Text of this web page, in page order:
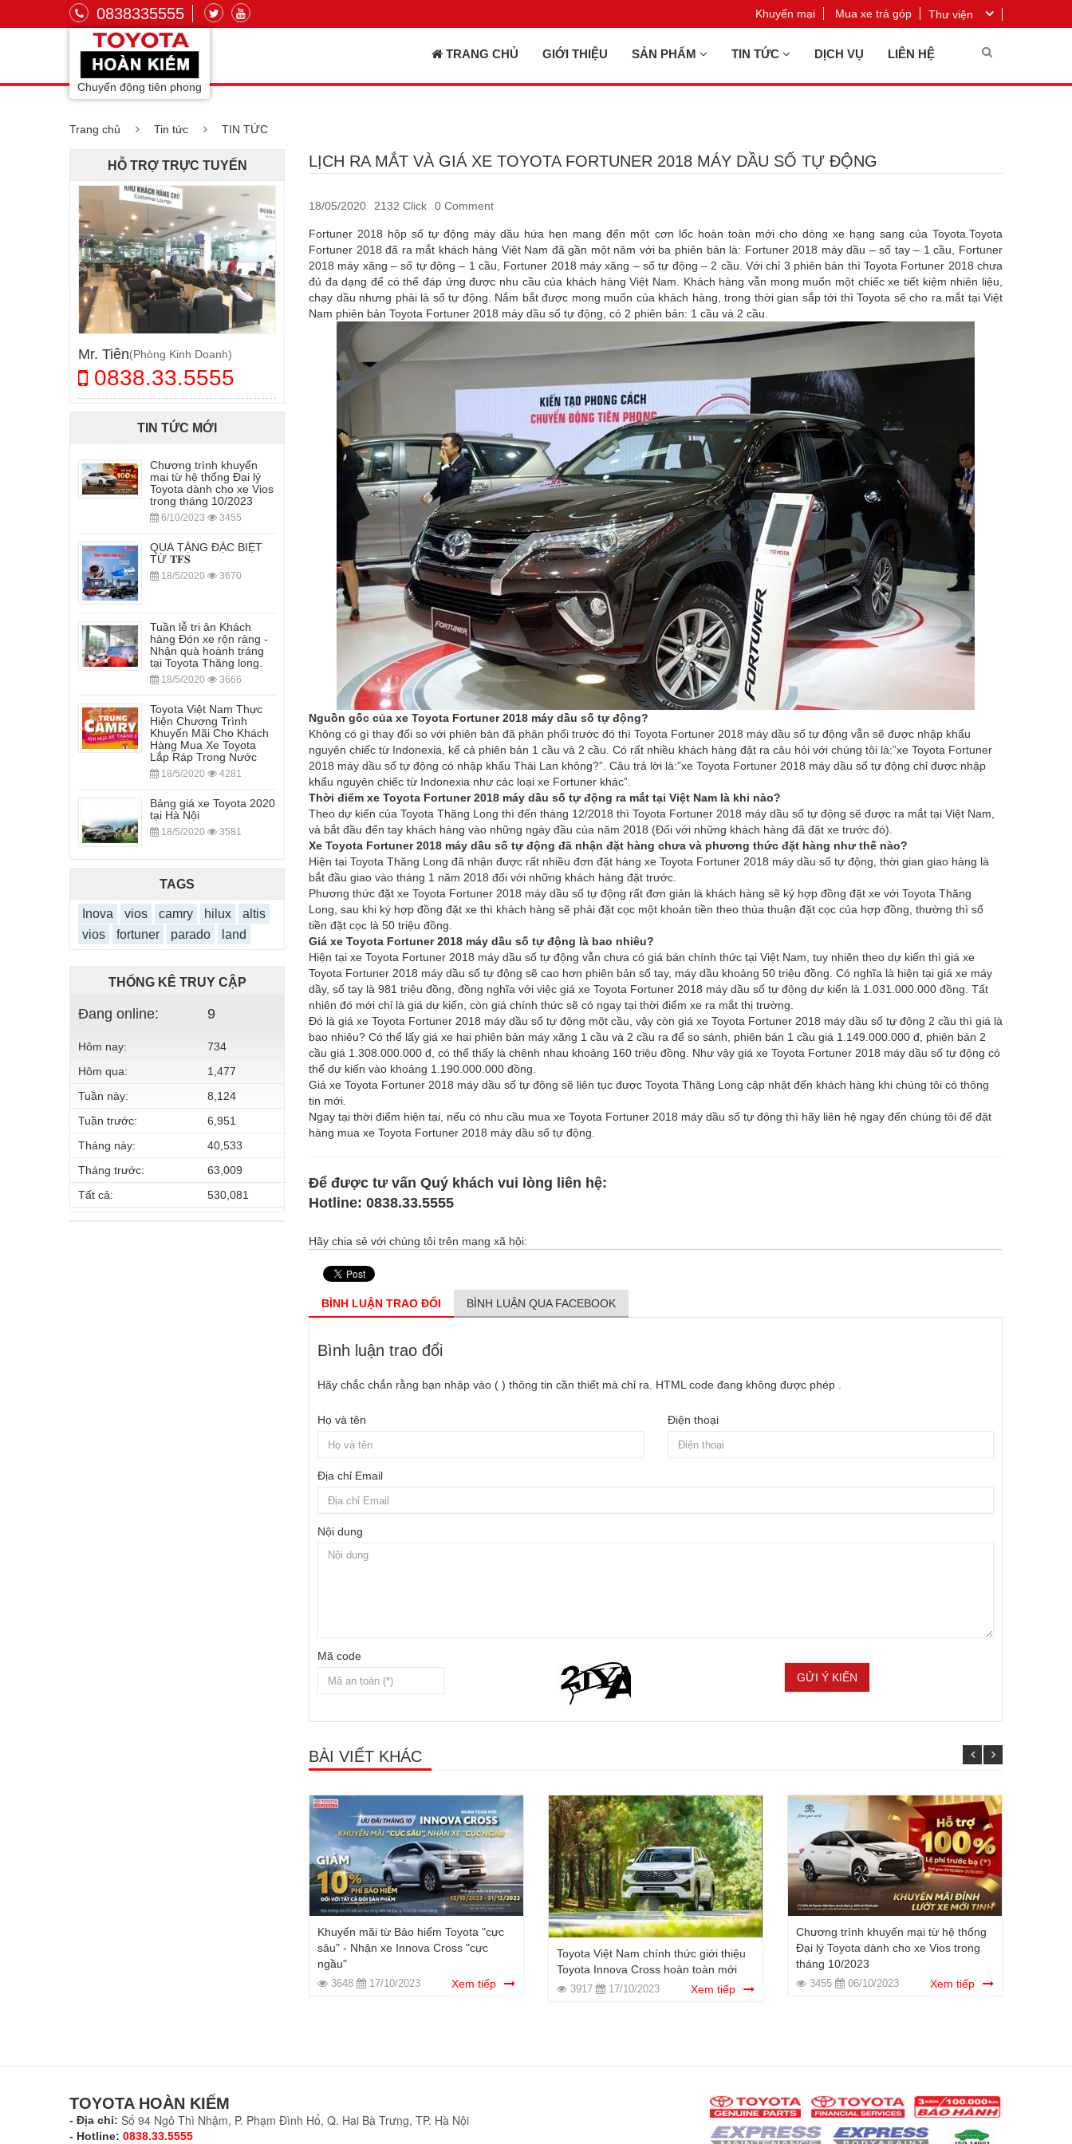
0838335555 Thư viện
Khuyến mại Mua xe trả góp
Chuyển động tiên phong
TRANG CHỦ GIỚI THIỆU SẢN PHẨM TIN TỨC DỊCH VỤ LIÊN HỆ
Trang chủ Tin tức TIN TỨC
LỊCH RA MẮT VÀ GIÁ XE TOYOTA FORTUNER 2018 MÁY DẦU SỐ TỰ ĐỘNG
18/05/2020 2132 Click 0 Comment
Fortuner 2018 hộp số tự động máy dầu hứa hẹn mang đến một cơn lốc hoàn toàn mới cho dòng xe hạng sang của Toyota.Toyota
Fortuner 2018 đã ra mắt khách hàng Việt Nam đã gần một năm với ba phiên bản là: Fortuner 2018 máy dầu – số tay – 1 cầu, Fortuner
2018 máy xăng – số tự động – 1 cầu, Fortuner 2018 máy xăng – số tự động – 2 cầu. Với chỉ 3 phiên bản thì Toyota Fortuner 2018 chưa
đủ đa dạng để có thể đáp ứng được nhu cầu của khách hàng Việt Nam. Khách hàng vẫn mong muốn một chiếc xe tiết kiệm nhiên liệu,
chạy dầu nhưng phải là số tự động. Nắm bắt được mong muốn của khách hàng, trong thời gian sắp tới thì Toyota sẽ cho ra mắt tại Việt
Nam phiên bản Toyota Fortuner 2018 máy dầu số tự động, có 2 phiên bản: 1 cầu và 2 cầu.
Nguồn gốc của xe Toyota Fortuner 2018 máy dầu số tự động?
Không có gì thay đổi so với phiên bản đã phân phối trước đó thì Toyota Fortuner 2018 máy dầu số tự động vẫn sẽ được nhập khẩu
nguyên chiếc từ Indonexia, kể cả phiên bản 1 cầu và 2 cầu. Có rất nhiều khách hàng đặt ra câu hỏi với chúng tôi là:”xe Toyota Fortuner
2018 máy dầu số tự động có nhập khẩu Thái Lan không?”. Câu trả lời là:”xe Toyota Fortuner 2018 máy dầu số tự động chỉ được nhập
khẩu nguyên chiếc từ Indonexia như các loại xe Fortuner khác”.
Thời điểm xe Toyota Fortuner 2018 máy dầu số tự động ra mắt tại Việt Nam là khi nào?
Theo dự kiến của Toyota Thăng Long thì đến tháng 12/2018 thì Toyota Fortuner 2018 máy dầu số tự động sẽ được ra mắt tại Việt Nam,
và bắt đầu đến tay khách hàng vào những ngày đầu của năm 2018 (Đối với những khách hàng đã đặt xe trước đó).
Xe Toyota Fortuner 2018 máy dầu số tự động đã nhận đặt hàng chưa và phương thức đặt hàng như thế nào?
Hiện tại Toyota Thăng Long đã nhận được rất nhiều đơn đặt hàng xe Toyota Fortuner 2018 máy dầu số tự động, thời gian giao hàng là
bắt đầu giao vào tháng 1 năm 2018 đối với những khách hàng đặt trước.
Phương thức đặt xe Toyota Fortuner 2018 máy dầu số tự động rất đơn giản là khách hàng sẽ ký hợp đồng đặt xe với Toyota Thăng
Long, sau khi ký hợp đồng đặt xe thì khách hàng sẽ phải đặt cọc một khoản tiền theo thủa thuận đặt cọc của hợp đồng, thường thì số
tiền đặt cọc là 50 triệu đồng.
Giá xe Toyota Fortuner 2018 máy dầu số tự động là bao nhiêu?
Hiện tại xe Toyota Fortuner 2018 máy dầu số tự động vẫn chưa có giá bán chính thức tại Việt Nam, tuy nhiên theo dự kiến thì giá xe
Toyota Fortuner 2018 máy dầu số tự động sẽ cao hơn phiên bản số tay, máy dầu khoảng 50 triệu đồng. Có nghĩa là hiện tại giá xe máy
dầy, số tay là 981 triệu đồng, đồng nghĩa với việc giá xe Toyota Fortuner 2018 máy dầu số tự động dự kiến là 1.031.000.000 đồng. Tất
nhiên đó mới chỉ là giá dự kiến, còn giá chính thức sẽ có ngay tại thời điểm xe ra mắt thị trường.
Đó là giá xe Toyota Fortuner 2018 máy dầu số tự động một cầu, vậy còn giá xe Toyota Fortuner 2018 máy dầu số tự động 2 cầu thì giá là
bao nhiêu? Có thể lấy giá xe hai phiên bản máy xăng 1 cầu và 2 cầu ra để so sánh, phiên bản 1 cầu giá 1.149.000.000 đ, phiên bản 2
cầu giá 1.308.000.000 đ, có thể thấy là chênh nhau khoảng 160 triệu đồng. Như vậy giá xe Toyota Fortuner 2018 máy dầu số tự động có
thể dự kiến vào khoảng 1.190.000.000 đồng.
Giá xe Toyota Fortuner 2018 máy dầu số tự động sẽ liên tục được Toyota Thăng Long cập nhật đến khách hàng khi chúng tôi có thông
tin mới.
Ngay tại thời điểm hiện tại, nếu có nhu cầu mua xe Toyota Fortuner 2018 máy dầu số tự động thì hãy liên hệ ngay đến chúng tôi để đặt
hàng mua xe Toyota Fortuner 2018 máy dầu số tự động.
Để được tư vấn Quý khách vui lòng liên hệ:
Hotline: 0838.33.5555
Hãy chia sẻ với chúng tôi trên mạng xã hội:
BÌNH LUẬN TRAO ĐỔI BÌNH LUẬN QUA FACEBOOK
Bình luận trao đổi
Hãy chắc chắn rằng bạn nhập vào ( ) thông tin cần thiết mà chỉ ra. HTML code đang không được phép .
Họ và tên Điện thoại
Địa chỉ Email
Nội dung
Mã code
BÀI VIẾT KHÁC
Khuyến mãi từ Bảo hiểm Toyota "cực
sâu" - Nhận xe Innova Cross "cực
ngầu"
3648 17/10/2023 Xem tiếp
Toyota Việt Nam chính thức giới thiệu
Toyota Innova Cross hoàn toàn mới
3917 17/10/2023 Xem tiếp
Chương trình khuyến mại từ hệ thống
Đại lý Toyota dành cho xe Vios trong
tháng 10/2023
3455 06/10/2023 Xem tiếp
HỖ TRỢ TRỰC TUYẾN
Mr. Tiên(Phòng Kinh Doanh)
0838.33.5555
TIN TỨC MỚI
Chương trình khuyến
mại từ hệ thống Đại lý
Toyota dành cho xe Vios
trong tháng 10/2023
6/10/2023 3455
QUÀ TẶNG ĐẶC BIỆT
TỪ 𝐓𝐅𝐒
18/5/2020 3670
Tuần lễ tri ân Khách
hàng Đón xe rộn ràng -
Nhận quà hoành tráng
tại Toyota Thăng long.
18/5/2020 3666
Toyota Việt Nam Thực
Hiện Chương Trình
Khuyến Mãi Cho Khách
Hàng Mua Xe Toyota
Lắp Ráp Trong Nước
18/5/2020 4281
Bảng giá xe Toyota 2020
tại Hà Nội
18/5/2020 3581
TAGS
Inova vios camry hilux
altis
vios
fortuner parado land
THỐNG KÊ TRUY CẬP
Đang online: 9
Hôm nay:
734
Hôm qua:
1,477
Tuần này:
8,124
Tuần trước:
6,951
Tháng này:
40,533
Tháng trước:
63,009
Tất cả:
530,081
TOYOTA HOÀN KIẾM
- Địa chỉ: Số 94 Ngô Thì Nhậm, P. Phạm Đình Hổ, Q. Hai Bà Trưng, TP. Hà Nội
- Hotline: 0838.33.5555